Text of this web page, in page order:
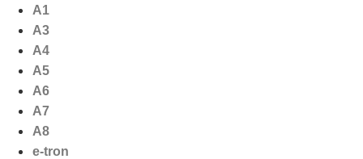
naar
inhoud
A1
A3
A4
A5
A6
A7
A8
e-tron